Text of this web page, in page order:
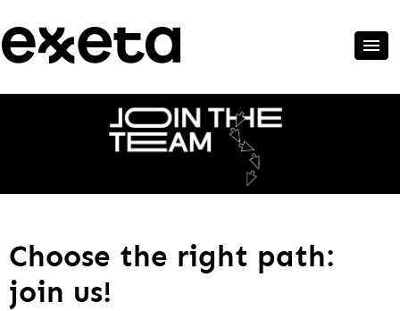
Choose the right path:
join us!